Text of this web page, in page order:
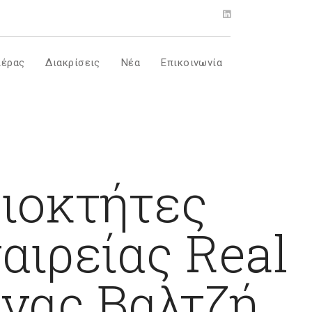
Διακρίσεις Νέα Επικοινωνία
Real